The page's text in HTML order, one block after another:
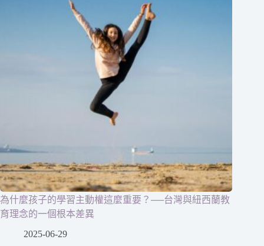
為什麼孩子的學習主動權這麼重要？──台灣與紐西蘭教
育理念的一個根本差異
2025-06-29